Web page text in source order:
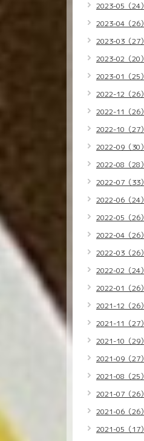
2023-05（24）
2023-04（26）
2023-03（27）
2023-02（20）
2023-01（25）
2022-12（26）
2022-11（26）
2022-10（27）
2022-09（30）
2022-08（28）
2022-07（33）
2022-06（24）
2022-05（26）
2022-04（26）
2022-03（26）
2022-02（24）
2022-01（26）
2021-12（26）
2021-11（27）
2021-10（29）
2021-09（27）
2021-08（25）
2021-07（26）
2021-06（26）
2021-05（17）